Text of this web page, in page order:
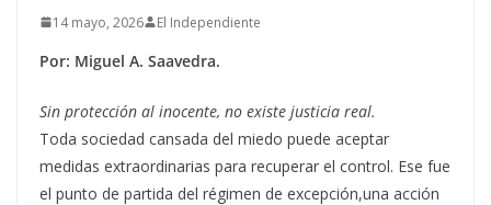
14 mayo, 2026 El Independiente
Por: Miguel A. Saavedra.
Sin protección al inocente, no existe justicia real.
Toda sociedad cansada del miedo puede aceptar
medidas extraordinarias para recuperar el control. Ese fue
el punto de partida del régimen de excepción,una acción